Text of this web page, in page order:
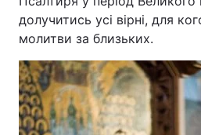
долучитись усі вірні, для
молитви за близьких.